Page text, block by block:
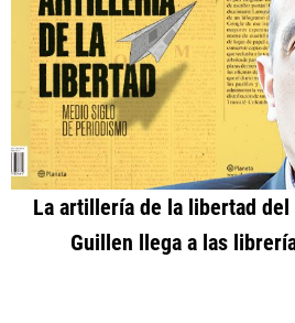
La artillería de la libertad
Guillen llega a las